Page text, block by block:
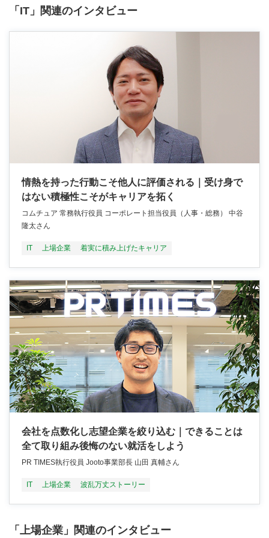
「IT」関連のインタビュー
情熱を持った行動こそ他人に評価される｜受け身で
はない積極性こそがキャリアを拓く
コムチュア 常務執行役員 コーポレート担当役員（人事・総務） 中谷
隆太さん
IT 上場企業 着実に積み上げたキャリア
会社を点数化し志望企業を絞り込む｜できることは
全て取り組み後悔のない就活をしよう
PR TIMES執行役員 Jooto事業部長 山田 真輔さん
IT 上場企業 波乱万丈ストーリー
「上場企業」関連のインタビュー